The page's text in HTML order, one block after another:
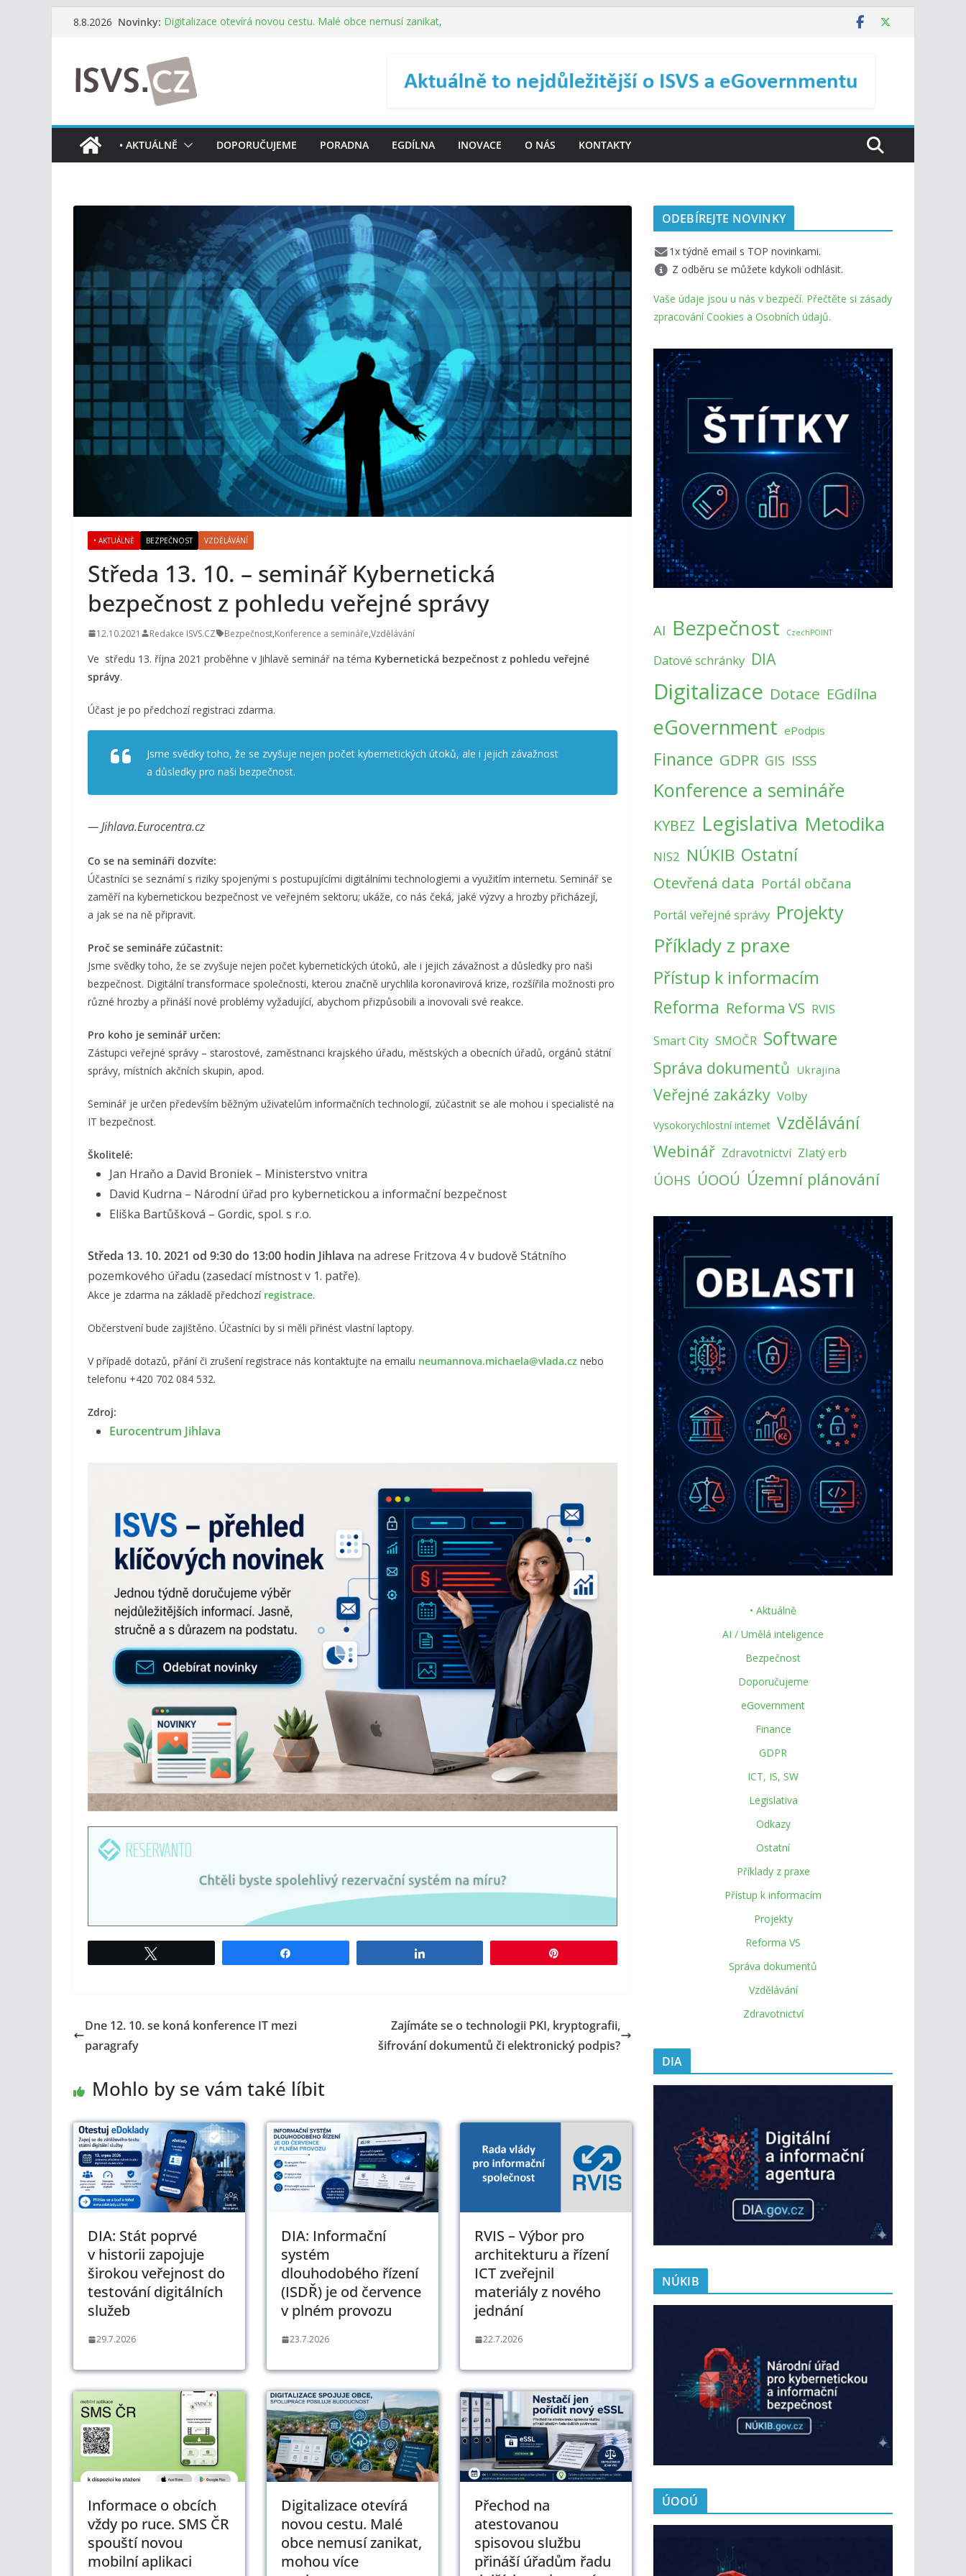
Přeskočit
8.8.2026 Novinky: Digitalizace otevírá novou cestu. Malé obce nemusí zanikat,
testování digitálních služeb
DIA: Informační systém dlouhodobého řízení (ISDŘ) je od
července v plném provozu
RVIS – Výbor pro architekturu a řízení ICT zveřejnil materiály
z nového jednání
Informace o obcích vždy po ruce. SMS ČR spouští novou
mobilní aplikaci
• AKTUÁLNĚ DOPORUČUJEME PORADNA EGDÍLNA INOVACE O NÁS KONTAKTY
• AKTUÁLNĚ BEZPEČNOST VZDĚLÁVÁNÍ
Středa 13. 10. – seminář Kybernetická
bezpečnost z pohledu veřejné správy
12.10.2021 Redakce ISVS.CZ Bezpečnost,Konference a semináře,Vzdělávání
Ve středu 13. října 2021 proběhne v Jihlavě seminář na téma Kybernetická bezpečnost z pohledu veřejné
správy.
Účast je po předchozí registraci zdarma.
Jsme svědky toho, že se zvyšuje nejen počet kybernetických útoků, ale i jejich závažnost
a důsledky pro naši bezpečnost.
— Jihlava.Eurocentra.cz
Co se na semináři dozvíte:
Účastníci se seznámí s riziky spojenými s postupujícími digitálními technologiemi a využitím internetu. Seminář se
zaměří na kybernetickou bezpečnost ve veřejném sektoru; ukáže, co nás čeká, jaké výzvy a hrozby přicházejí,
a jak se na ně připravit.
Proč se semináře zúčastnit:
Jsme svědky toho, že se zvyšuje nejen počet kybernetických útoků, ale i jejich závažnost a důsledky pro naši
bezpečnost. Digitální transformace společnosti, kterou značně urychlila koronavirová krize, rozšířila možnosti pro
různé hrozby a přináší nové problémy vyžadující, abychom přizpůsobili a inovovali své reakce.
Pro koho je seminář určen:
Zástupci veřejné správy – starostové, zaměstnanci krajského úřadu, městských a obecních úřadů, orgánů státní
správy, místních akčních skupin, apod.
Seminář je určen především běžným uživatelům informačních technologií, zúčastnit se ale mohou i specialisté na
IT bezpečnost.
Školitelé:
Jan Hraňo a David Broniek – Ministerstvo vnitra
David Kudrna – Národní úřad pro kybernetickou a informační bezpečnost
Eliška Bartůšková – Gordic, spol. s r.o.
Středa 13. 10. 2021 od 9:30 do 13:00 hodin Jihlava na adrese Fritzova 4 v budově Státního
pozemkového úřadu (zasedací místnost v 1. patře).
Akce je zdarma na základě předchozí registrace.
Občerstvení bude zajištěno. Účastníci by si měli přinést vlastní laptopy.
V případě dotazů, přání či zrušení registrace nás kontaktujte na emailu neumannova.michaela@vlada.cz nebo
telefonu +420 702 084 532.
Zdroj:
Eurocentrum Jihlava
Dne 12. 10. se koná konference IT mezi
paragrafy
Zajímáte se o technologii PKI, kryptografii,
šifrování dokumentů či elektronický podpis?
Mohlo by se vám také líbit
DIA: Stát poprvé
v historii zapojuje
širokou veřejnost do
testování digitálních
služeb
29.7.2026
DIA: Informační
systém
dlouhodobého řízení
(ISDŘ) je od července
v plném provozu
23.7.2026
RVIS – Výbor pro
architekturu a řízení
ICT zveřejnil
materiály z nového
jednání
22.7.2026
Informace o obcích
vždy po ruce. SMS ČR
spouští novou
mobilní aplikaci
Digitalizace otevírá
novou cestu. Malé
obce nemusí zanikat,
mohou více
Přechod na
atestovanou
spisovou službu
přináší úřadům řadu
ODEBÍREJTE NOVINKY
1x týdně email s TOP novinkami.
Z odběru se můžete kdykoli odhlásit.
Vaše údaje jsou u nás v bezpečí. Přečtěte si zásady
zpracování Cookies a Osobních údajů.
AI Bezpečnost CzechPOINT
Datové schránky DIA
Digitalizace Dotace EGdílna
eGovernment ePodpis
Finance GDPR GIS ISSS
Konference a semináře
KYBEZ Legislativa Metodika
NIS2 NÚKIB Ostatní
Otevřená data Portál občana
Portál veřejné správy Projekty
Příklady z praxe
Přístup k informacím
Reforma Reforma VS RVIS
Smart City SMOČR Software
Správa dokumentů Ukrajina
Veřejné zakázky Volby
Vysokorychlostní internet Vzdělávání
Webinář Zdravotnictví Zlatý erb
ÚOHS ÚOOÚ Územní plánování
• Aktuálně
AI / Umělá inteligence
Bezpečnost
Doporučujeme
eGovernment
Finance
GDPR
ICT, IS, SW
Legislativa
Odkazy
Ostatní
Příklady z praxe
Přístup k informacím
Projekty
Reforma VS
Správa dokumentů
Vzdělávání
Zdravotnictví
DIA
NÚKIB
ÚOOÚ